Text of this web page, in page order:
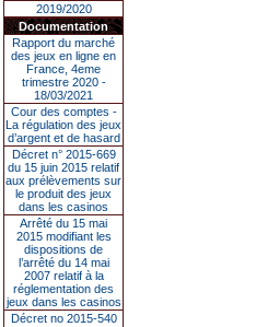
2019/2020
Documentation
Rapport du marché
des jeux en ligne en
France, 4eme
trimestre 2020 -
18/03/2021
Cour des comptes -
La régulation des jeux
d’argent et de hasard
Décret n° 2015-669
du 15 juin 2015 relatif
aux prélèvements sur
le produit des jeux
dans les casinos
Arrêté du 15 mai
2015 modifiant les
dispositions de
l’arrêté du 14 mai
2007 relatif à la
réglementation des
jeux dans les casinos
Décret no 2015-540